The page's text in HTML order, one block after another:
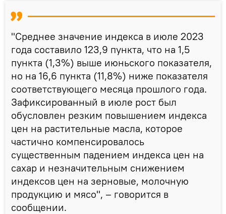
"Среднее значение индекса в июле 2023
года составило 123,9 пункта, что на 1,5
пункта (1,3%) выше июньского показателя,
но на 16,6 пункта (11,8%) ниже показателя
соответствующего месяца прошлого года.
Зафиксированный в июле рост был
обусловлен резким повышением индекса
цен на растительные масла, которое
частично компенсировалось
существенным падением индекса цен на
сахар и незначительным снижением
индексов цен на зерновые, молочную
продукцию и мясо", – говорится в
сообщении.